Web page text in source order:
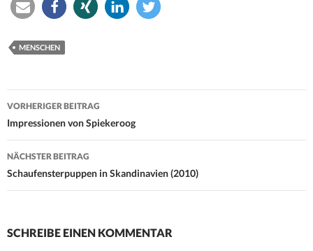
MENSCHEN
Beitrags-
Navigation
VORHERIGER BEITRAG
Impressionen von Spiekeroog
NÄCHSTER BEITRAG
Schaufensterpuppen in Skandinavien (2010)
SCHREIBE EINEN KOMMENTAR